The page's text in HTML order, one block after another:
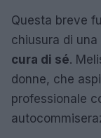
Questa breve
chiusura di
cura di sé.
donne, che
professionale